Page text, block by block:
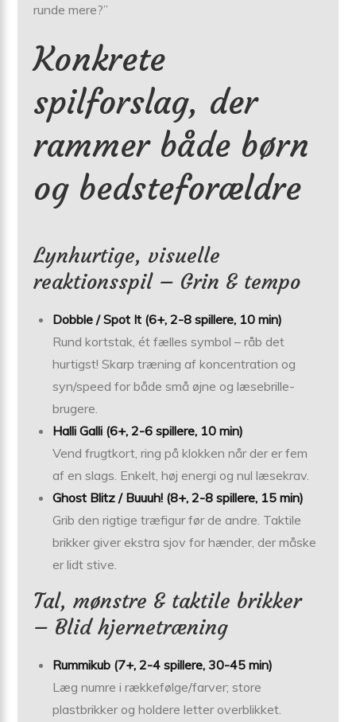
runde mere?”
Konkrete
spilforslag, der
rammer både børn
og bedsteforældre
Lynhurtige, visuelle
reaktionsspil – Grin & tempo
Dobble / Spot It (6+, 2-8 spillere, 10 min)
Rund kortstak, ét fælles symbol – råb det
hurtigst! Skarp træning af koncentration og
syn/speed for både små øjne og læsebrille-
brugere.
Halli Galli (6+, 2-6 spillere, 10 min)
Vend frugtkort, ring på klokken når der er fem
af en slags. Enkelt, høj energi og nul læsekrav.
Ghost Blitz / Buuuh! (8+, 2-8 spillere, 15 min)
Grib den rigtige træfigur før de andre. Taktile
brikker giver ekstra sjov for hænder, der måske
er lidt stive.
Tal, mønstre & taktile brikker
– Blid hjernetræning
Rummikub (7+, 2-4 spillere, 30-45 min)
Læg numre i rækkefølge/farver; store
plastbrikker og holdere letter overblikket.